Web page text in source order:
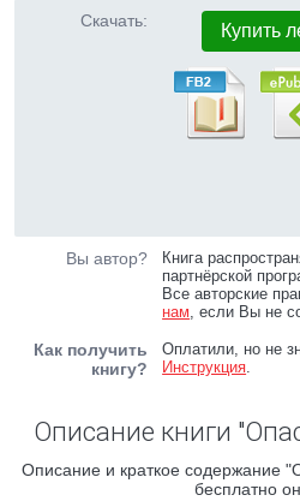
Скачать: Купить
Вы автор?
Книга
партнёрской
Все авторские
нам, если Вы не
Как получить
книгу?
Оплатили, но не
Инструкция.
Описание книги
Описание и краткое содержание
бесплатно